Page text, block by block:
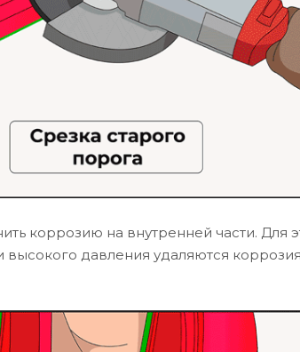
коррозию на внутренней части. Для
давления удаляются